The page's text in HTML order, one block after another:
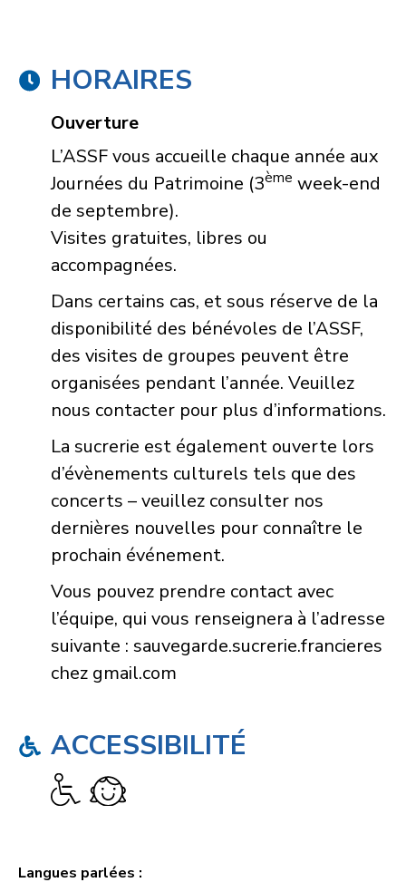
HORAIRES
Ouverture
L’ASSF vous accueille chaque année aux
Journées du Patrimoine (3ème week-end
de septembre).
Visites gratuites, libres ou
accompagnées.
Dans certains cas, et sous réserve de la
disponibilité des bénévoles de l’ASSF,
des visites de groupes peuvent être
organisées pendant l’année. Veuillez
nous contacter pour plus d’informations.
La sucrerie est également ouverte lors
d’évènements culturels tels que des
concerts – veuillez consulter nos
dernières nouvelles pour connaître le
prochain événement.
Vous pouvez prendre contact avec
l’équipe, qui vous renseignera à l’adresse
suivante : sauvegarde.sucrerie.francieres
chez gmail.com
ACCESSIBILITÉ
Langues parlées :